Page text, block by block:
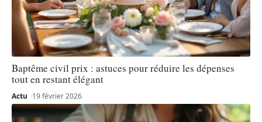
Baptême civil prix : astuces pour réduire les dépenses
tout en restant élégant
Actu 19 février 2026